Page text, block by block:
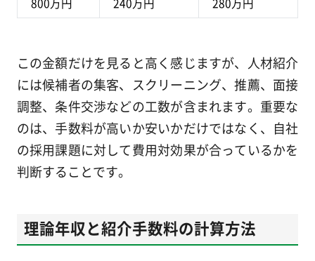
800万円 240万円 280万円
この金額だけを見ると高く感じますが、人材紹介
には候補者の集客、スクリーニング、推薦、面接
調整、条件交渉などの工数が含まれます。重要な
のは、手数料が高いか安いかだけではなく、自社
の採用課題に対して費用対効果が合っているかを
判断することです。
理論年収と紹介手数料の計算方法